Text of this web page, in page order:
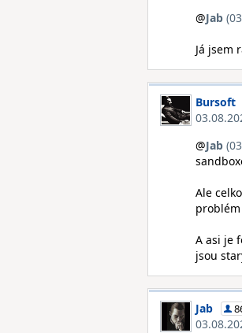
@Jab
Já jsem
Bursoft
@Jab
Ale
A asi je
jsou
Jab